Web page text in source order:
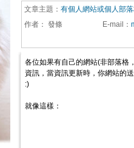
文章主題： 有個人網站或個人部
作者： 發條 E-mail ：
各位如果有自己的網站(非部落格
資訊，當資訊更新時，你網站的
:)
就像這樣：